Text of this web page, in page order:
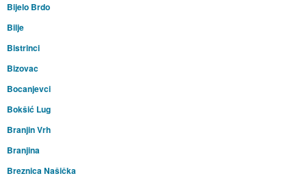
Bijelo Brdo
Bilje
Bistrinci
Bizovac
Bocanjevci
Bokšić Lug
Branjin Vrh
Branjina
Breznica Našička